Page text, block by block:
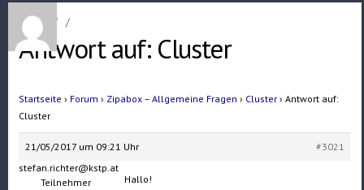
Home / /
Antwort auf: Cluster
Startseite › Forum › Zipabox – Allgemeine Fragen › Cluster › Antwort auf:
Cluster
21/05/2017 um 09:21 Uhr
#3021
stefan.richter@kstp.at
Teilnehmer
Hallo!